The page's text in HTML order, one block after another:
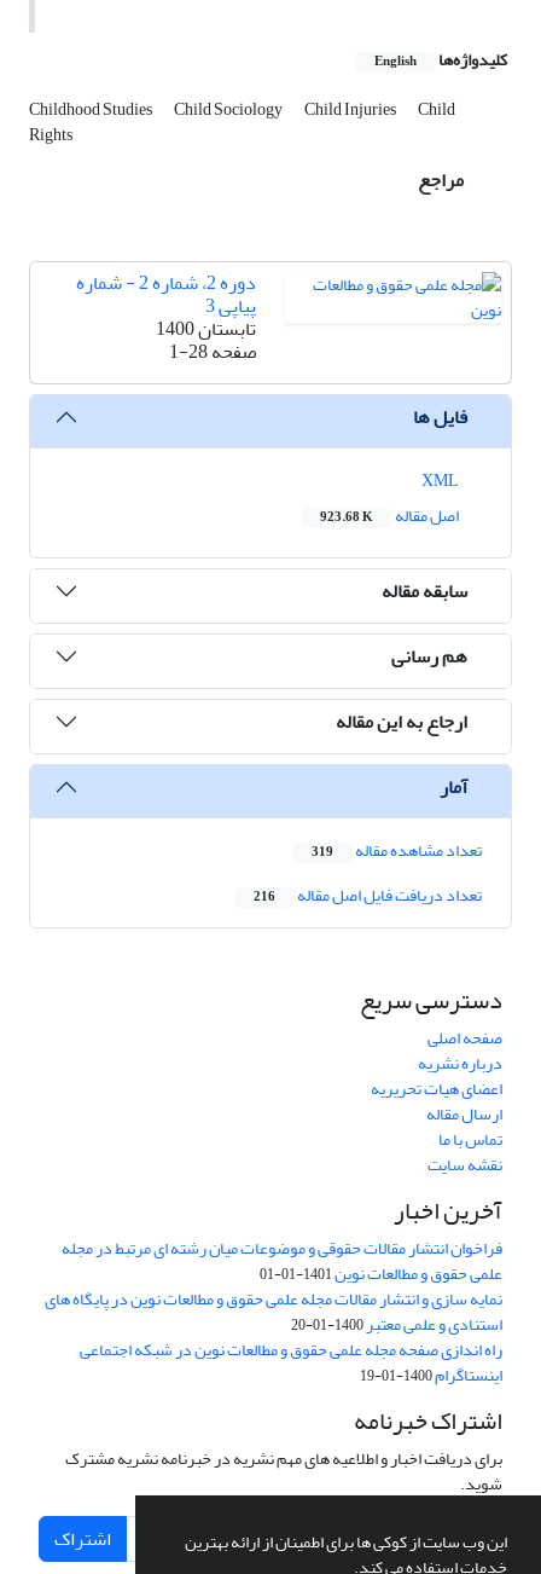
این وب سایت از کوکی ها برای اطمینان از ارائه بهترین
خدمات استفاده می کند.
کلیدواژه‌ها English
Childhood Studies Child Sociology Child Injuries Child
Rights
مراجع
دوره 2، شماره 2 - شماره
پیاپی 3
تابستان 1400
صفحه1-28
فایل ها
اصل مقاله
923.68 K
سابقه مقاله
هم رسانی
ارجاع به این مقاله
آمار
تعداد مشاهده مقاله 319
تعداد دریافت فایل اصل مقاله 216
دسترسی سریع
صفحه اصلی
درباره نشریه
اعضای هیات تحریریه
ارسال مقاله
تماس با ما
نقشه سایت
آخرین اخبار
فراخوان انتشار مقالات حقوقی و موضوعات میان رشته ای مرتبط در مجله
علمی حقوق و مطالعات نوین1401-01-01
نمایه سازی و انتشار مقالات مجله علمی حقوق و مطالعات نوین در پایگاه های
استنادی و علمی معتبر1400-01-20
راه اندازی صفحه مجله علمی حقوق و مطالعات نوین در شبکه اجتماعی
اینستاگرام1400-01-19
اشتراک خبرنامه
برای دریافت اخبار و اطلاعیه های مهم نشریه در خبرنامه نشریه مشترک
شوید.
اشتراک